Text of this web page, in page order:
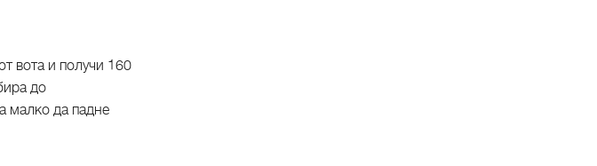
вота и получи 160
до
малко да падне